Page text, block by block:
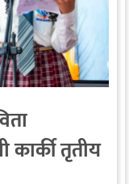
कार्की तृतीय